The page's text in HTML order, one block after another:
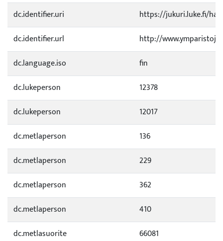
dc.identifier.uri
https://jukuri.luke.fi/
dc.identifier.url
http://
dc.language.iso
fin
dc.lukeperson
12378
dc.lukeperson
12017
dc.metlaperson
136
dc.metlaperson
229
dc.metlaperson
362
dc.metlaperson
410
dc.metlasuorite
66081